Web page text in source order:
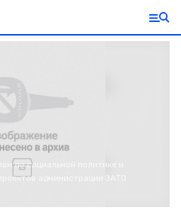
по социальной политике и
администрации ЗАТО